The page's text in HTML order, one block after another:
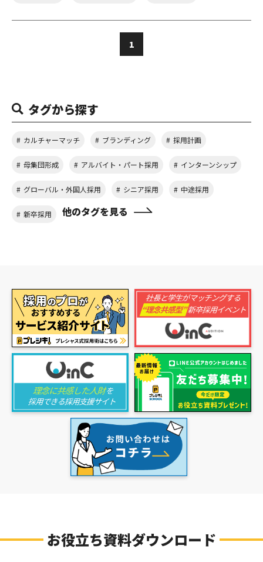
1
タグから探す
カルチャーマッチ ブランディング 採用計画
母集団形成 アルバイト・パート採用 インターンシップ
グローバル・外国人採用 シニア採用 中途採用
新卒採用 他のタグを見る
お役立ち資料ダウンロード